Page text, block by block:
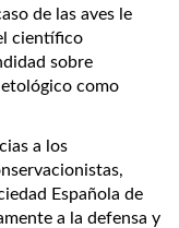
de las aves le
científico
sobre
como
a los
Española de
a la defensa y